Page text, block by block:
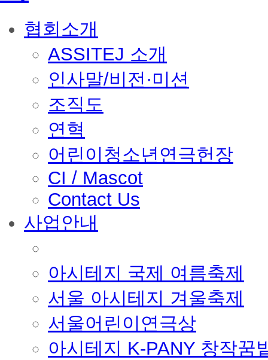
협회소개
ASSITEJ 소개
인사말/비전·미션
조직도
연혁
어린이청소년연극헌장
CI / Mascot
Contact Us
사업안내
아시테지 국제 여름축제
서울 아시테지 겨울축제
서울어린이연극상
아시테지 K-PANY 창작꿈